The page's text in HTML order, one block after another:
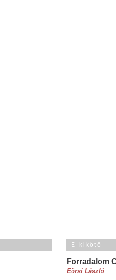
E-kikötő
Forradalom
Eörsi László